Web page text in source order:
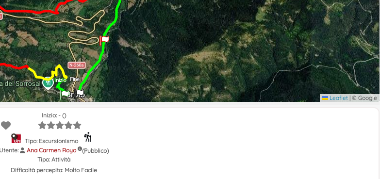
Inizio Fine
Leaflet | © Google
Inizio: - ()
Tipo: Escursionismo
Utente:
Ana Carmen Royo
(Pubblico)
Tipo: Attività
Difficoltà percepita: Molto Facile